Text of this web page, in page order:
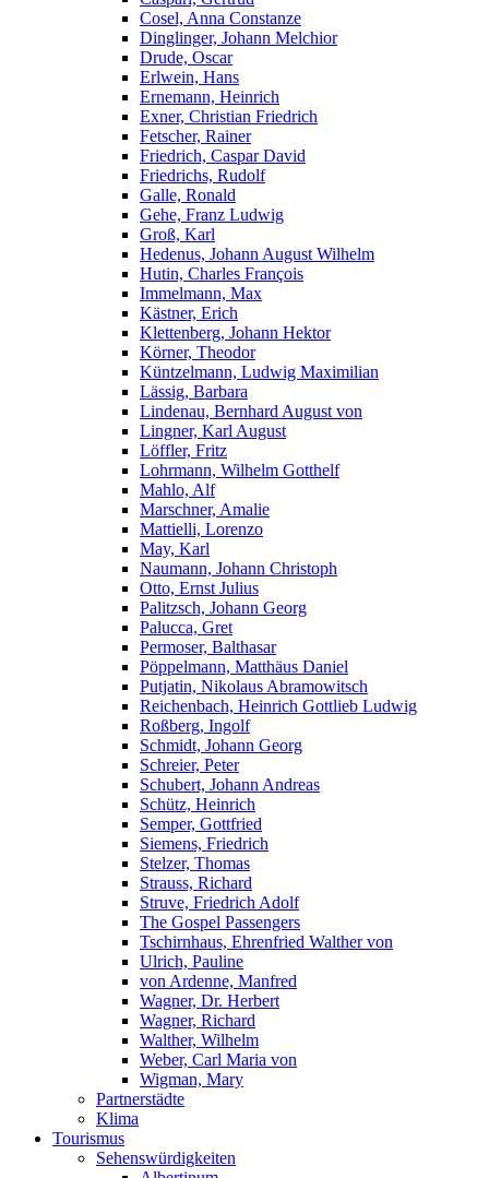
Cosel, Anna Constanze
Dinglinger, Johann Melchior
Drude, Oscar
Erlwein, Hans
Ernemann, Heinrich
Exner, Christian Friedrich
Fetscher, Rainer
Friedrich, Caspar David
Friedrichs, Rudolf
Galle, Ronald
Gehe, Franz Ludwig
Groß, Karl
Hedenus, Johann August Wilhelm
Hutin, Charles François
Immelmann, Max
Kästner, Erich
Klettenberg, Johann Hektor
Körner, Theodor
Küntzelmann, Ludwig Maximilian
Lässig, Barbara
Lindenau, Bernhard August von
Lingner, Karl August
Löffler, Fritz
Lohrmann, Wilhelm Gotthelf
Mahlo, Alf
Marschner, Amalie
Mattielli, Lorenzo
May, Karl
Naumann, Johann Christoph
Otto, Ernst Julius
Palitzsch, Johann Georg
Palucca, Gret
Permoser, Balthasar
Pöppelmann, Matthäus Daniel
Putjatin, Nikolaus Abramowitsch
Reichenbach, Heinrich Gottlieb Ludwig
Roßberg, Ingolf
Schmidt, Johann Georg
Schreier, Peter
Schubert, Johann Andreas
Schütz, Heinrich
Semper, Gottfried
Siemens, Friedrich
Stelzer, Thomas
Strauss, Richard
Struve, Friedrich Adolf
The Gospel Passengers
Tschirnhaus, Ehrenfried Walther von
Ulrich, Pauline
von Ardenne, Manfred
Wagner, Dr. Herbert
Wagner, Richard
Walther, Wilhelm
Weber, Carl Maria von
Wigman, Mary
Partnerstädte
Klima
Tourismus
Sehenswürdigkeiten